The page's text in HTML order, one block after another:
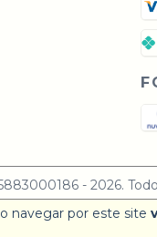
navegar por este site
- 2026.